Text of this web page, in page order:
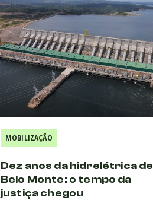
MOBILIZAÇÃO
Dez anos da hidrelétrica de
Belo Monte: o tempo da
justiça chegou